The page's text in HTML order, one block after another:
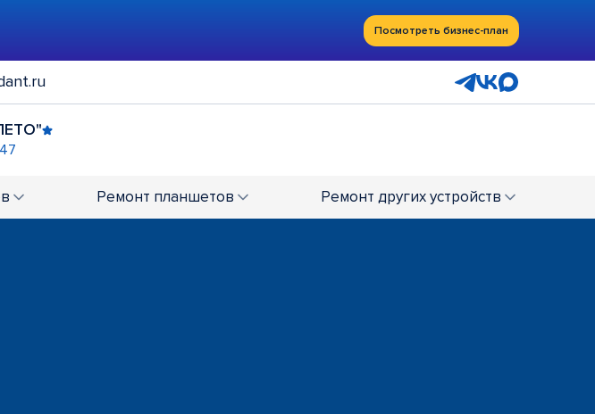
Посмотреть бизнес-план
Ремонт планшетов Ремонт других устройств